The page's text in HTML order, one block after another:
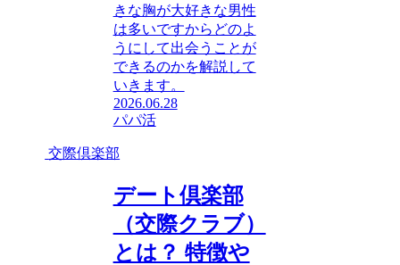
きな胸が大好きな男性
は多いですからどのよ
うにして出会うことが
できるのかを解説して
いきます。
2026.06.28
パパ活
交際倶楽部
デート倶楽部
（交際クラブ）
とは？ 特徴や